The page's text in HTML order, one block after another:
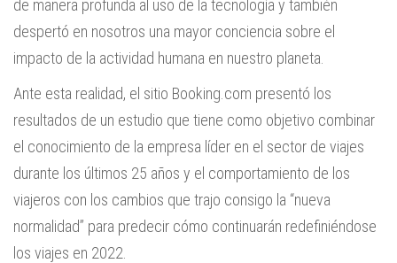
de manera profunda al uso de la tecnología y también
despertó en nosotros una mayor conciencia sobre el
impacto de la actividad humana en nuestro planeta.
Ante esta realidad, el sitio Booking.com presentó los
resultados de un estudio que tiene como objetivo combinar
el conocimiento de la empresa líder en el sector de viajes
durante los últimos 25 años y el comportamiento de los
viajeros con los cambios que trajo consigo la “nueva
normalidad” para predecir cómo continuarán redefiniéndose
los viajes en 2022.